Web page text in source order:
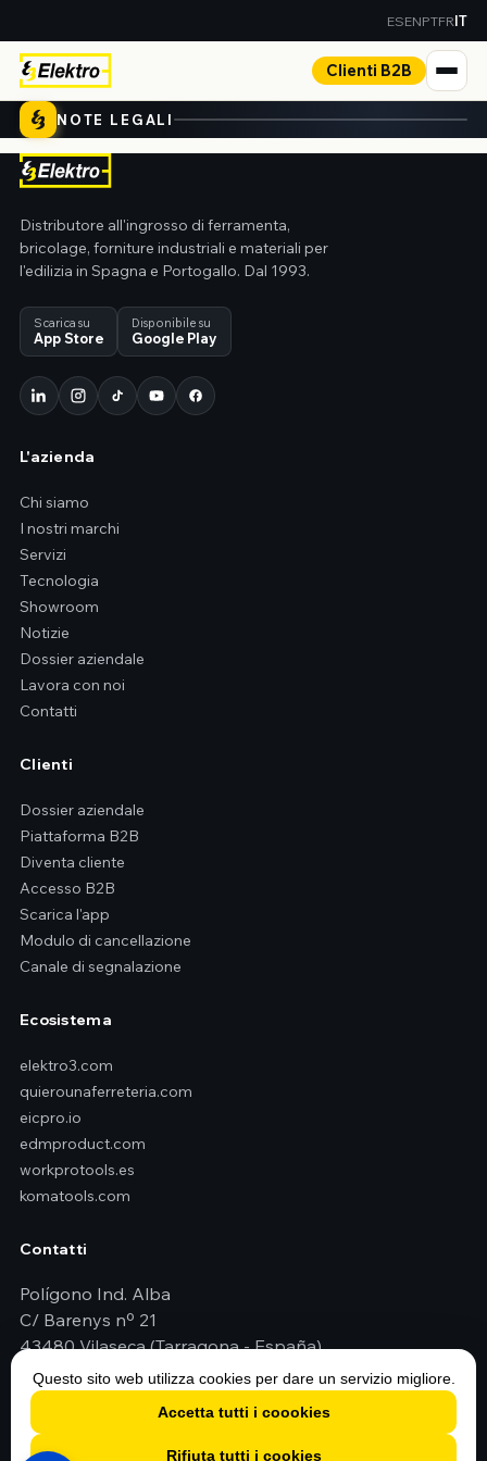
ESENPTFRIT
Clienti B2B
NOTE LEGALI
Distributore all'ingrosso di ferramenta,
bricolage, forniture industriali e materiali per
l'edilizia in Spagna e Portogallo. Dal 1993.
Scarica su
App Store
Disponibile su
Google Play
L'azienda
Chi siamo
I nostri marchi
Servizi
Tecnologia
Showroom
Notizie
Dossier aziendale
Lavora con noi
Contatti
Clienti
Dossier aziendale
Piattaforma B2B
Diventa cliente
Accesso B2B
Scarica l'app
Modulo di cancellazione
Canale di segnalazione
Ecosistema
elektro3.com
quierounaferreteria.com
eicpro.io
edmproduct.com
workprotools.es
komatools.com
Contatti
Polígono Ind. Alba
C/ Barenys nº 21
43480 Vilaseca (Tarragona - España)
+34 977 79 29 45
elektro3@elektro3.com
Questo sito web utilizza cookies per dare un servizio migliore.
Rifiuta tutti i cookies
Accetta tutti i coookies